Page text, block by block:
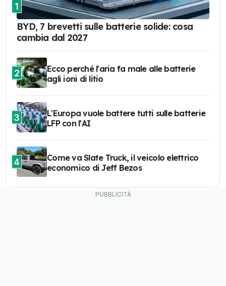
1
BYD, 7 brevetti sulle batterie solide: cosa
cambia dal 2027
2
Ecco perché l'aria fa male alle batterie
agli ioni di litio
3
L'Europa vuole battere tutti sulle batterie
LFP con l'AI
4
Come va Slate Truck, il veicolo elettrico
economico di Jeff Bezos